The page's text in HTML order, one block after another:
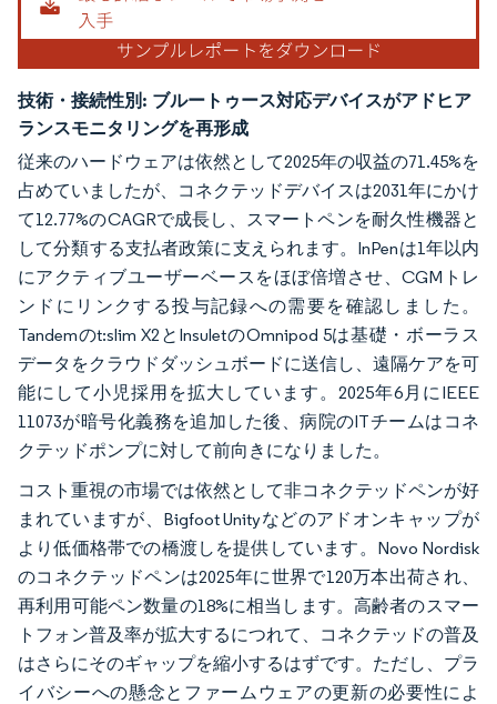
技術・接続性別: ブルートゥース対応デバイスがアドヒア
ランスモニタリングを再形成
従来のハードウェアは依然として2025年の収益の71.45%を
占めていましたが、コネクテッドデバイスは2031年にかけ
て12.77%のCAGRで成長し、スマートペンを耐久性機器と
して分類する支払者政策に支えられます。InPenは1年以内
にアクティブユーザーベースをほぼ倍増させ、CGMトレ
ンドにリンクする投与記録への需要を確認しました。
Tandemのt:slim X2とInsuletのOmnipod 5は基礎・ボーラス
データをクラウドダッシュボードに送信し、遠隔ケアを可
能にして小児採用を拡大しています。2025年6月にIEEE
11073が暗号化義務を追加した後、病院のITチームはコネ
クテッドポンプに対して前向きになりました。
コスト重視の市場では依然として非コネクテッドペンが好
まれていますが、Bigfoot Unityなどのアドオンキャップが
より低価格帯での橋渡しを提供しています。Novo Nordisk
のコネクテッドペンは2025年に世界で120万本出荷され、
再利用可能ペン数量の18%に相当します。高齢者のスマー
トフォン普及率が拡大するにつれて、コネクテッドの普及
はさらにそのギャップを縮小するはずです。ただし、プラ
イバシーへの懸念とファームウェアの更新の必要性によ